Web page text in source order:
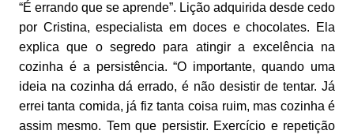
“É errando que se aprende”. Lição adquirida desde cedo
por Cristina, especialista em doces e chocolates. Ela
explica que o segredo para atingir a excelência na
cozinha é a persistência. “O importante, quando uma
ideia na cozinha dá errado, é não desistir de tentar. Já
errei tanta comida, já fiz tanta coisa ruim, mas cozinha é
assim mesmo. Tem que persistir. Exercício e repetição